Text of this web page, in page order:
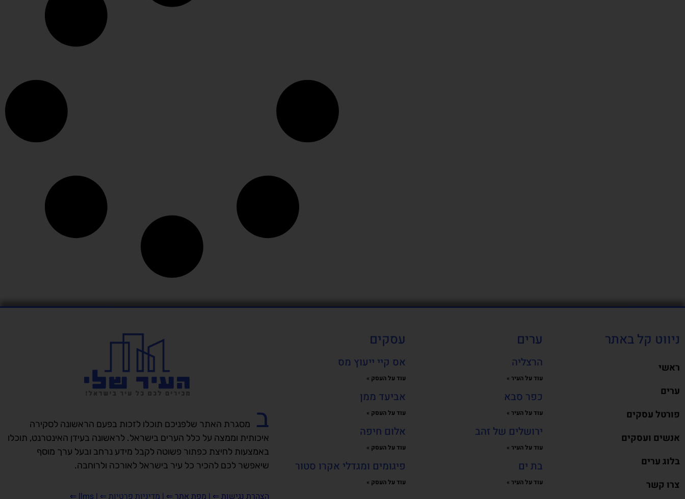
ניווט קל באתר
ראשי
ערים
פורטל עסקים
אנשים ועסקים
בלוג ערים
צרו קשר
ערים
הרצליה
עוד על העיר »
כפר סבא
עוד על העיר »
ירושלים של זהב
עוד על העיר »
בת ים
עוד על העיר »
עסקים
אס קיי ייעוץ מס
עוד על העסק »
אביעד ממן
עוד על העסק »
אלום חיפה
עוד על העסק »
פיגומים ומגדלי אקרו סטור
עוד על העסק »
ב
מסגרת האתר שלפניכם תוכלו לזכות בפעם הראשונה לסקירה
איכותית וממצה על כלל הערים בישראל. לראשונה בעידן האינטרנט, תוכלו
באמצעות לחיצת כפתור פשוטה לקבל מידע נרחב ובעל ערך מוסף
שיאפשר לכם להכיר כל עיר בישראל לאורכה ולרוחבה.
הצהרת נגישות ⇐ | מפת אתר ⇐ | מדיניות פרטיות ⇐ |
llms
⇐